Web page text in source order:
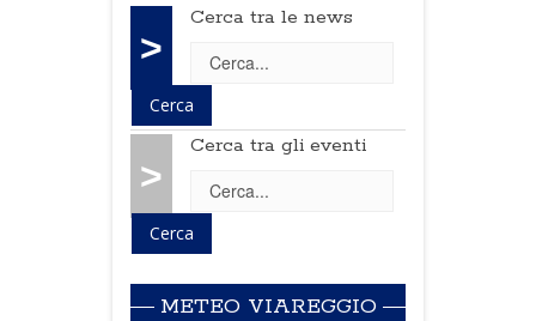
>
Cerca tra le news
>
Cerca tra gli eventi
METEO VIAREGGIO